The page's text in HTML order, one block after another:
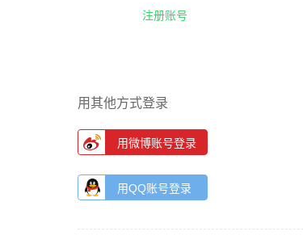
注册账号
用其他方式登录
用微博账号登录
用QQ账号登录